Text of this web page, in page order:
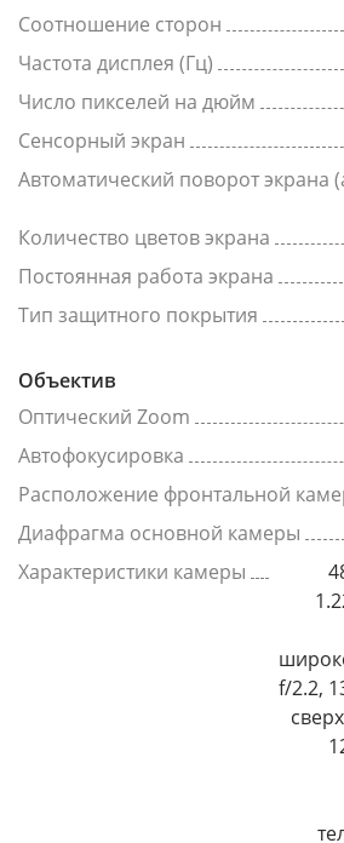
Соотношение сторон
Частота дисплея (Гц)
Число пикселей на дюйм
Сенсорный экран
Автоматический поворот экрана
Количество цветов экрана
Постоянная работа экрана
Тип защитного покрытия
Объектив
Оптический Zoom
Автофокусировка
Расположение фронтальной
Диафрагма основной камеры
Характеристики камеры
f/2.2,